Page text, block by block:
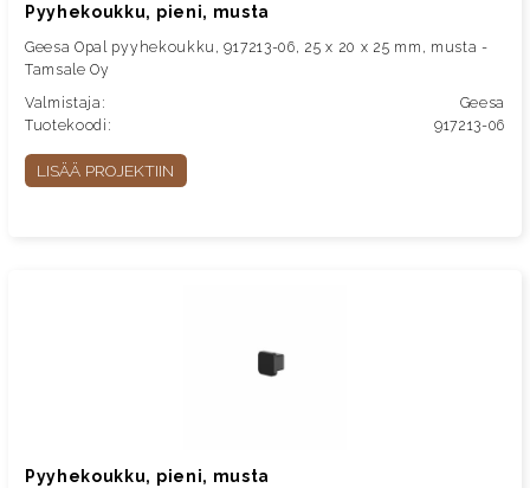
Pyyhekoukku, pieni, musta
Geesa Opal pyyhekoukku, 917213-06, 25 x 20 x 25 mm, musta -
Tamsale Oy
Valmistaja:
Geesa
Tuotekoodi:
917213-06
LISÄÄ PROJEKTIIN
Pyyhekoukku, pieni, musta